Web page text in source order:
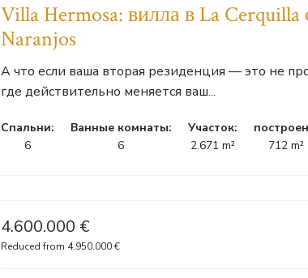
Villa Hermosa: вилла в La
Naranjos
А что если ваша вторая резиденция — это не
где действительно меняется ваш...
Cпальни:
6
Ванные комнаты:
6
Участок:
2.671 m²
712 m²
4.600.000 €
Reduced from 4.950.000 €